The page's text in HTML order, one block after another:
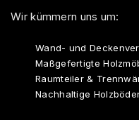
Wir kümmern uns um:
Wand- und
Maßgefertigte
Raumteiler &
Nachhaltige